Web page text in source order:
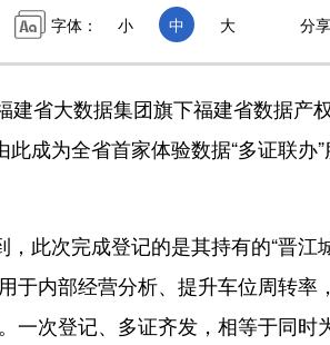
字体：
小 中 大 分
省大数据集团旗下福建省数据产
成为全省首家体验数据“多证联办
此次完成登记的是其持有的“晋江
于内部经营分析、提升车位周转率
一次登记、多证齐发，相等于同时